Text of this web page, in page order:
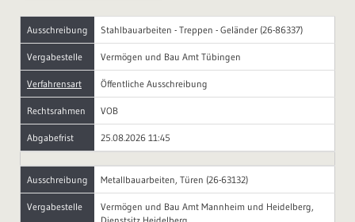
Ausschreibung Stahlbauarbeiten - Treppen - Geländer (26-86337)
Vergabestelle Vermögen und Bau Amt Tübingen
Verfahrensart Öffentliche Ausschreibung
Rechtsrahmen VOB
Abgabefrist 25.08.2026 11:45
Ausschreibung Metallbauarbeiten, Türen (26-63132)
Vergabestelle
Vermögen und Bau Amt Mannheim und Heidelberg,